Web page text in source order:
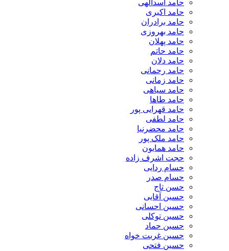
حامد اسدالهی
حامد اکبری
حامد برادران
حامد بهروزی
حامد پهلان
حامد حاتم
حامد دلان
حامد رحمانی
حامد زمانی
حامد سیاهی
حامد طاها
حامد قهرایی پور
حامد لطفی
حامد محضرنیا
حامد ملک پور
حامد همایون
حجت اشرف زاده
حسام ردایی
حسام صدر
حسن تاج
حسین آقایی
حسین احسانی
حسین توکلی
حسین حماد
حسین غربت خواه
حسین فتحی